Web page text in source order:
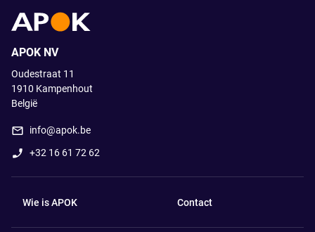
APOK NV
Oudestraat 11
1910 Kampenhout
België
info@apok.be
+32 16 61 72 62
Wie is APOK Contact